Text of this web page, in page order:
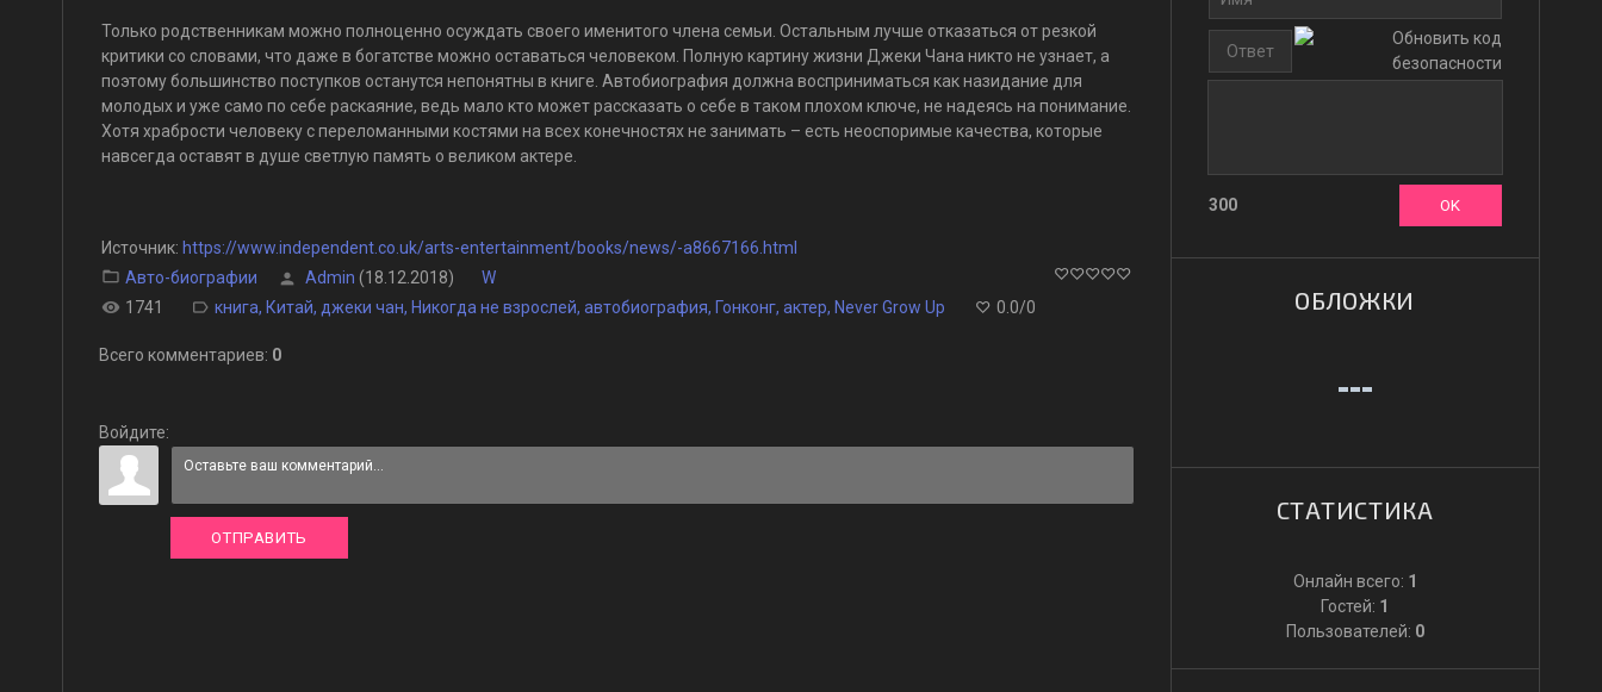
Только родственникам можно полноценно осуждать своего именитого члена семьи. Остальным лучше отказаться от резкой
критики со словами, что даже в богатстве можно оставаться человеком. Полную картину жизни Джеки Чана никто не узнает, а
поэтому большинство поступков останутся непонятны в книге. Автобиография должна восприниматься как назидание для
молодых и уже само по себе раскаяние, ведь мало кто может рассказать о себе в таком плохом ключе, не надеясь на понимание.
Хотя храбрости человеку с переломанными костями на всех конечностях не занимать – есть неоспоримые качества, которые
навсегда оставят в душе светлую память о великом актере.
Источник: https://www.independent.co.uk/arts-entertainment/books/news/-a8667166.html
Авто-биографии
Admin (18.12.2018)
W
1741
книга, Китай, джеки чан, Никогда не взрослей, автобиография, Гонконг, актер, Never Grow Up 0.0/0
Всего комментариев: 0
Войдите:
ОТПРАВИТЬ
300
ОБЛОЖКИ
СТАТИСТИКА
Онлайн всего: 1
Гостей: 1
Пользователей: 0